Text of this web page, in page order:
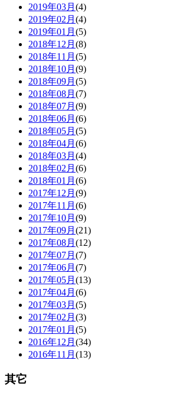
2019年03月 (4)
2019年02月 (4)
2019年01月 (5)
2018年12月 (8)
2018年11月 (5)
2018年10月 (9)
2018年09月 (5)
2018年08月 (7)
2018年07月 (9)
2018年06月 (6)
2018年05月 (5)
2018年04月 (6)
2018年03月 (4)
2018年02月 (6)
2018年01月 (6)
2017年12月 (9)
2017年11月 (6)
2017年10月 (9)
2017年09月 (21)
2017年08月 (12)
2017年07月 (7)
2017年06月 (7)
2017年05月 (13)
2017年04月 (6)
2017年03月 (5)
2017年02月 (3)
2017年01月 (5)
2016年12月 (34)
2016年11月 (13)
其它